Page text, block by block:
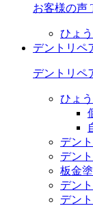
お客様の声
ひょ
デントリペ
デントリペ
ひょ
デン
デン
板金
デン
デン